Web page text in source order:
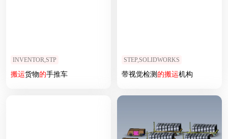
INVENTOR,STP
搬运货物的手推车
STEP,SOLIDWORKS
带视觉检测 的搬运机构